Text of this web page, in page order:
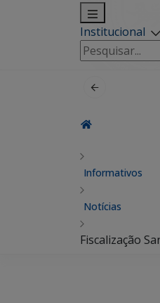
Institucional
Pesquisar
por:
Informativos
Notícias
Fiscalização